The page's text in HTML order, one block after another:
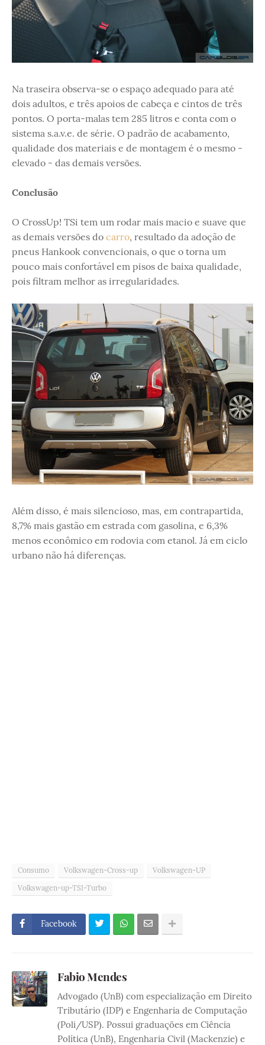
Na traseira observa-se o espaço adequado para até
dois adultos, e três apoios de cabeça e cintos de três
pontos. O porta-malas tem 285 litros e conta com o
sistema s.a.v.e. de série. O padrão de acabamento,
qualidade dos materiais e de montagem é o mesmo -
elevado - das demais versões.
Conclusão
O CrossUp! TSi tem um rodar mais macio e suave que
as demais versões do carro, resultado da adoção de
pneus Hankook convencionais, o que o torna um
pouco mais confortável em pisos de baixa qualidade,
pois filtram melhor as irregularidades.
Além disso, é mais silencioso, mas, em contrapartida,
8,7% mais gastão em estrada com gasolina, e 6,3%
menos econômico em rodovia com etanol. Já em ciclo
urbano não há diferenças.
Consumo Volkswagen-Cross-up
Volkswagen-UP
Volkswagen-up-TSI-Turbo
Facebook
Fabio Mendes
Advogado (UnB) com especialização em Direito
Tributário (IDP) e Engenharia de Computação
(Poli/USP). Possui graduações em Ciência
Política (UnB), Engenharia Civil (Mackenzie) e